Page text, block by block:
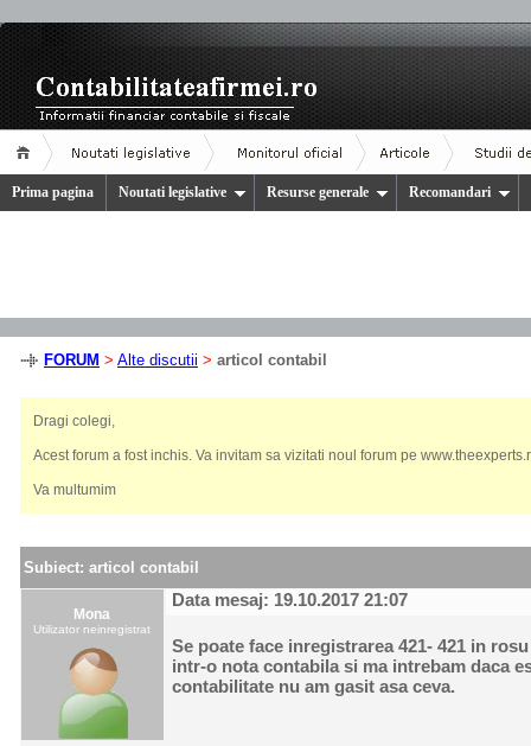
Prima pagina Noutati legislative Resurse generale Recomandari
FORUM > Alte discutii > articol contabil
Dragi colegi,
Acest forum a fost inchis. Va invitam sa vizitati noul forum pe
Va multumim
Subiect: articol contabil
Mona
Utilizator neinregistrat
Data mesaj: 19.10.2017 21:07
Se poate face inregistrarea 421- 421 in
intr-o nota contabila si ma intrebam daca
contabilitate nu am gasit asa ceva.